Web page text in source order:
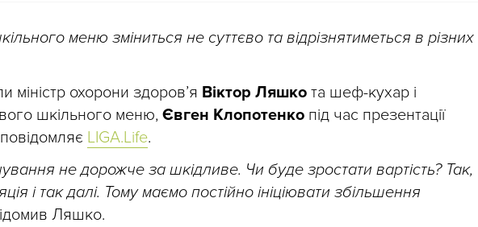
меню зміниться не суттєво та відрізнятиметься в різних
міністр охорони здоров’я Віктор Ляшко та шеф-кухар і
шкільного меню, Євген Клопотенко під час презентації
LIGA.Life.
не дорожче за шкідливе. Чи буде зростати вартість? Так,
і так далі. Тому маємо постійно ініціювати збільшення
Ляшко.